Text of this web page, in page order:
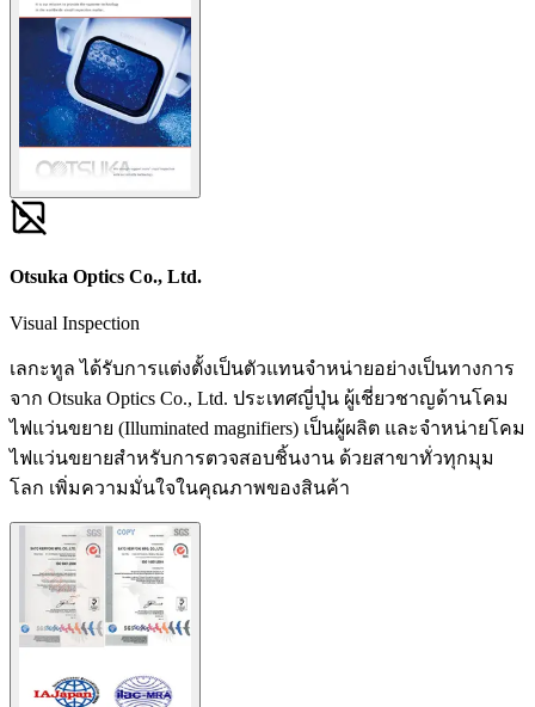
Otsuka Optics Co., Ltd.
Visual Inspection
เลกะทูล ได้รับการแต่งตั้งเป็นตัวแทนจำหน่ายอย่างเป็นทางการ
จาก Otsuka Optics Co., Ltd. ประเทศญี่ปุ่น ผู้เชี่ยวชาญด้านโคม
ไฟแว่นขยาย (Illuminated magnifiers) เป็นผู้ผลิต และจำหน่ายโคม
ไฟแว่นขยายสำหรับการตวจสอบชิ้นงาน ด้วยสาขาทั่วทุกมุม
โลก เพิ่มความมั่นใจในคุณภาพของสินค้า